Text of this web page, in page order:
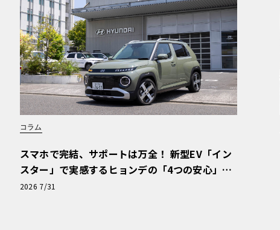
コラム
スマホで完結、サポートは万全！ 新型EV「イン
スター」で実感するヒョンデの「4つの安心」
【第1回・ヒョンデ6つの疑問：Why? Hyunda
2026 7/31